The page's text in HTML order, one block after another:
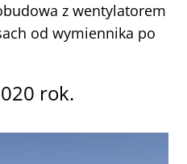
z wentylatorem
od wymiennika po
rok.